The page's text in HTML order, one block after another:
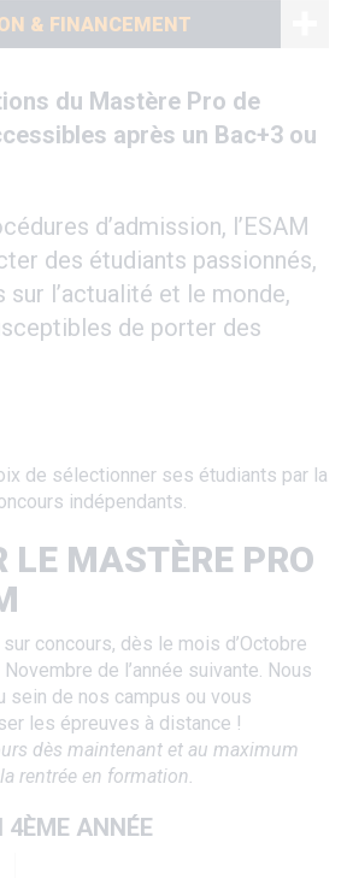
& FINANCEMENT
du Mastère Pro de
après un Bac+3 ou
d’admission, l’ESAM
des étudiants passionnés,
sur l’actualité et le monde,
de porter des
de sélectionner ses étudiants par la
indépendants.
LE MASTÈRE PRO
concours, dès le mois d’Octobre
de l’année suivante. Nous
sein de nos campus ou vous
les épreuves à distance !
dès maintenant et au maximum
rentrée en formation.
4ÈME ANNÉE